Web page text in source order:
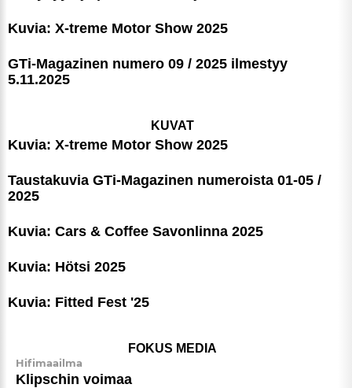
Kuvia: X-treme Motor Show 2025
GTi-Magazinen numero 09 / 2025 ilmestyy
5.11.2025
KUVAT
Kuvia: X-treme Motor Show 2025
Taustakuvia GTi-Magazinen numeroista 01-05 /
2025
Kuvia: Cars & Coffee Savonlinna 2025
Kuvia: Hötsi 2025
Kuvia: Fitted Fest '25
FOKUS MEDIA
Hifimaailma
Klipschin voimaa